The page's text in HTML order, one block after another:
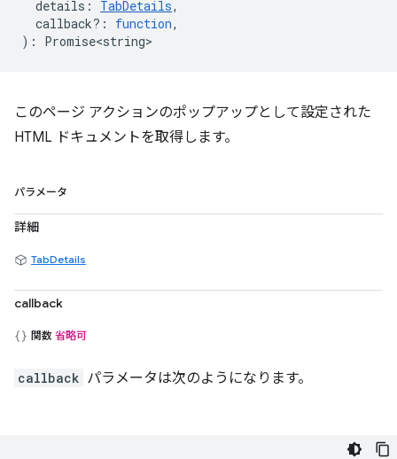
details : TabDetails,
callback? : function,
) : Promise<string>
このページ アクションのポップアップとして設定された
HTML ドキュメントを取得します。
パラメータ
詳細
TabDetails
callback
関数 省略可
callback パラメータは次のようになります。